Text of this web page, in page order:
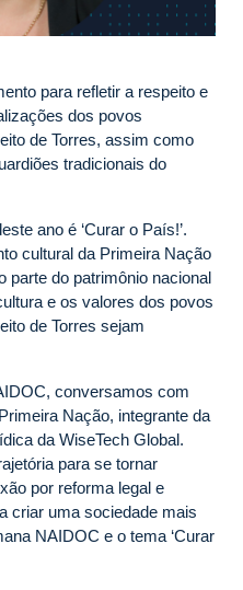
para refletir a respeito e
dos povos
de Torres, assim como
tradicionais do
ano é ‘Curar o País!’.
cultural da Primeira Nação
parte do patrimônio nacional
e os valores dos povos
de Torres sejam
conversamos com
Nação, integrante da
da WiseTech Global.
para se tornar
por reforma legal e
criar uma sociedade mais
NAIDOC e o tema ‘Curar